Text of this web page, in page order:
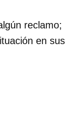
reclamo;
en